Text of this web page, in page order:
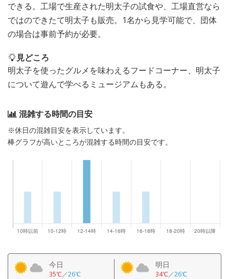
できる。工場で生産された明太子の試食や、工場直営なら
ではのできたて明太子も販売。1名から見学可能で、団体
の場合は事前予約が必要。
見どころ
明太子を使ったグルメを味わえるフードコーナー、明太子
について遊んで学べるミュージアムもある。
混雑する時間の目安
※休日の混雑目安を表示しています。
棒グラフが高いところが混雑する時間の目安です。
今日
35℃／26℃
明日
34℃／26℃